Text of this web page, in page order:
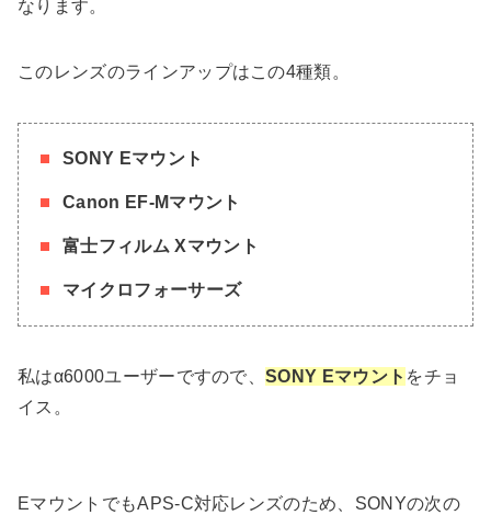
なります。
このレンズのラインアップはこの4種類。
SONY Eマウント
Canon EF-Mマウント
富士フィルム Xマウント
マイクロフォーサーズ
私はα6000ユーザーですので、SONY Eマウント をチョ
イス。
EマウントでもAPS-C対応レンズのため、SONYの次の